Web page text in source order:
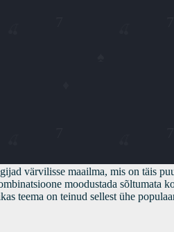
värvilisse maailma, mis on täis
moodustada sõltumata
teema on teinud sellest ühe